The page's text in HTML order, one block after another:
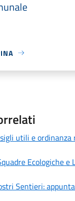
utili e ordinanza
Ecologiche e
Sentieri: